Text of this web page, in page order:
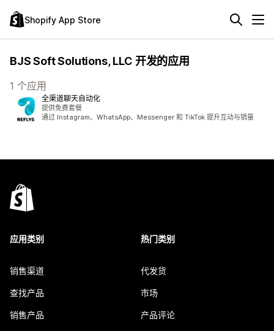
Shopify App Store
BJS Soft Solutions, LLC 开发的应用
1 个应用
全渠道聊天自动化
提供免费套餐
通过 Instagram、WhatsApp、Messenger 和 TikTok 提升互动与销量
应用类别
销售渠道
查找产品
销售产品
热门类别
代发货
市场
产品评论